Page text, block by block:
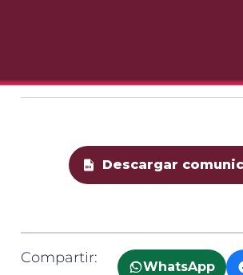
Descargar
Compartir:
WhatsApp